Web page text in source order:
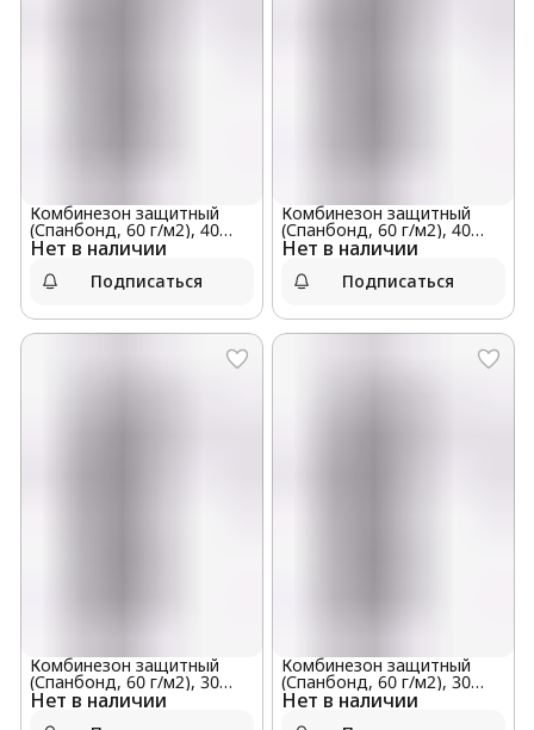
Нет в наличии
Комбинезон защитный
(Спанбонд, 60 г/м2), 40
штук в мешке, размер S
Подписаться
Нет в наличии
Комбинезон защитный
(Спанбонд, 60 г/м2), 40
штук в мешке, размер L
Подписаться
Нет в наличии
Комбинезон защитный
(Спанбонд, 60 г/м2), 30
штук в мешке, размер XXXL
Нет в наличии
Комбинезон защитный
(Спанбонд, 60 г/м2), 30
штук в мешке, размер XXL